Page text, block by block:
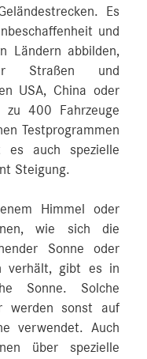
Es
und
Ländern abbilden,
Straßen und
USA, China oder
zu 400 Fahrzeuge
Testprogrammen
es auch spezielle
Steigung.
Himmel oder
wie sich die
Sonne oder
verhält, gibt es in
Sonne. Solche
werden sonst auf
verwendet. Auch
über spezielle